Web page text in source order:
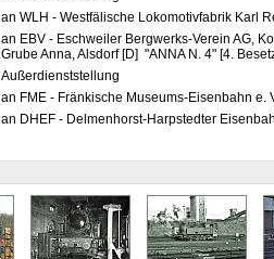
an WLH - Westfälische Lokomotivfabrik Karl
an EBV - Eschweiler Bergwerks-Verein AG,
Grube Anna, Alsdorf [D] "ANNA N. 4" [4.
Außerdienststellung
an FME - Fränkische Museums-Eisenbahn e.
an DHEF - Delmenhorst-Harpstedter